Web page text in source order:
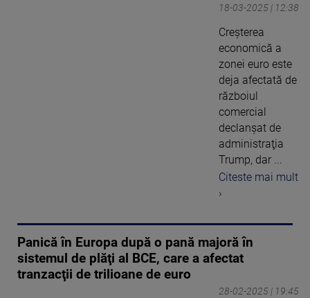
18-03-2025 | 12:38
Creşterea
economică a
zonei euro este
deja afectată de
războiul
comercial
declanşat de
administraţia
Trump, dar ...
Citeste mai mult
›
Panică în Europa după o pană majoră în
sistemul de plăţi al BCE, care a afectat
tranzacţii de trilioane de euro
28-02-2025 | 19:45